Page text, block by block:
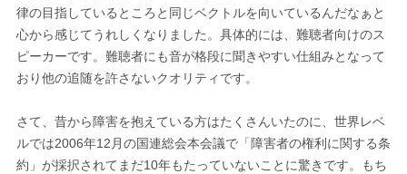
律の目指しているところと同じベクトルを向いているんだなぁと
心から感じてうれしくなりました。具体的には、難聴者向けのス
ピーカーです。難聴者にも音が格段に聞きやすい仕組みとなって
おり他の追随を許さないクオリティです。
さて、昔から障害を抱えている方はたくさんいたのに、世界レベ
ルでは2006年12月の国連総会本会議で「障害者の権利に関する条
約」が採択されてまだ10年もたっていないことに驚きです。もち